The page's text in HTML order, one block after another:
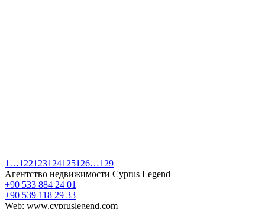
1 …122123124125126…129
Агентство недвижимости Cyprus Legend
+90 533 884 24 01
+90 539 118 29 33
Web: www.cypruslegend.com